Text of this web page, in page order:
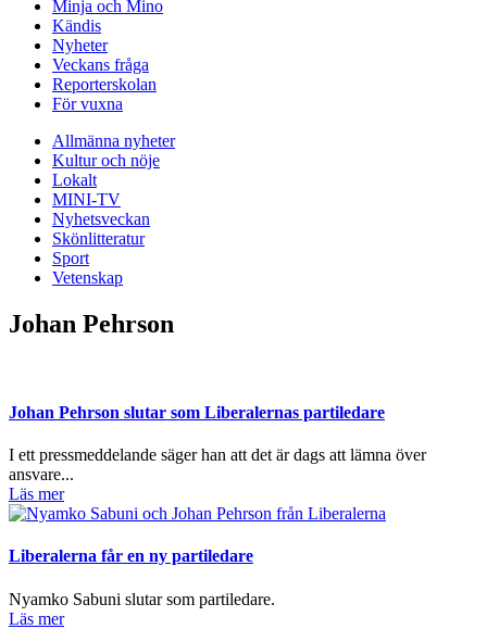
Minja och Mino
Kändis
Nyheter
Veckans fråga
Reporterskolan
För vuxna
Allmänna nyheter
Kultur och nöje
Lokalt
MINI-TV
Nyhetsveckan
Skönlitteratur
Sport
Vetenskap
Johan Pehrson
Johan Pehrson slutar som Liberalernas partiledare
I ett pressmeddelande säger han att det är dags att lämna över
ansvare...
Läs mer
Liberalerna får en ny partiledare
Nyamko Sabuni slutar som partiledare.
Läs mer